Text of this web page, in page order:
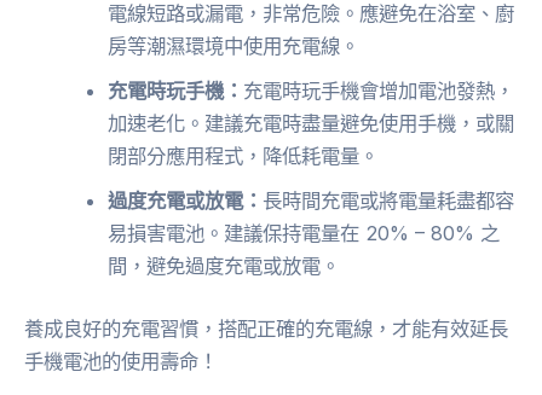
電線短路或漏電，非常危險。應避免在浴室、廚
房等潮濕環境中使用充電線。
充電時玩手機： 充電時玩手機會增加電池發熱，
加速老化。建議充電時盡量避免使用手機，或關
閉部分應用程式，降低耗電量。
過度充電或放電： 長時間充電或將電量耗盡都容
易損害電池。建議保持電量在 20% – 80% 之
間，避免過度充電或放電。
養成良好的充電習慣，搭配正確的充電線，才能有效延長
手機電池的使用壽命！